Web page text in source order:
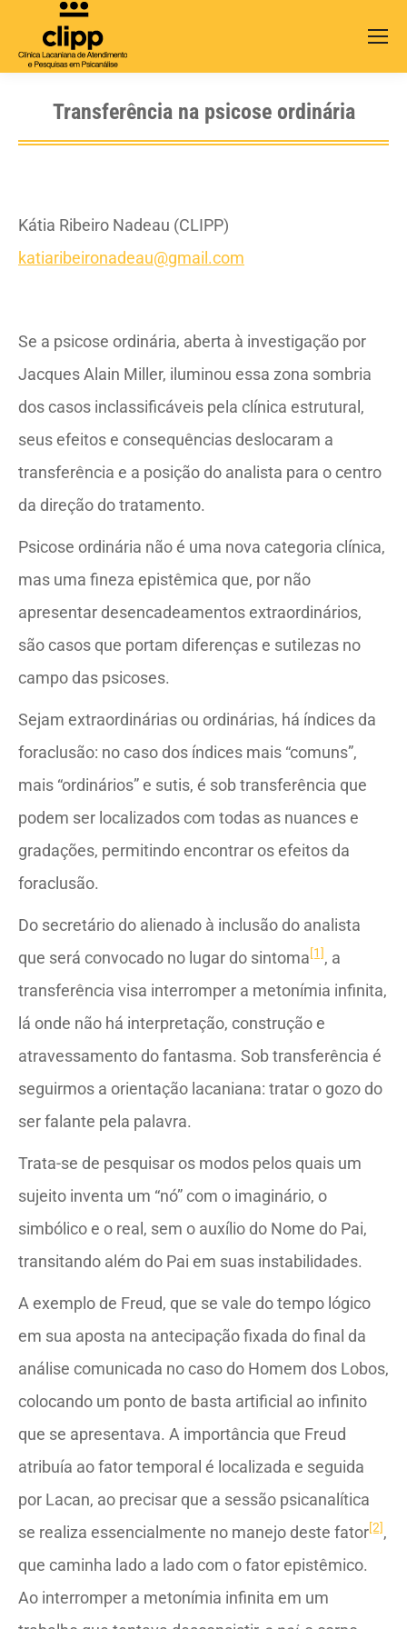
Transferência na psicose ordinária
Kátia Ribeiro Nadeau (CLIPP)
katiaribeironadeau@gmail.com
Se a psicose ordinária, aberta à investigação por
Jacques Alain Miller, iluminou essa zona sombria
dos casos inclassificáveis pela clínica estrutural,
seus efeitos e consequências deslocaram a
transferência e a posição do analista para o centro
da direção do tratamento.
Psicose ordinária não é uma nova categoria clínica,
mas uma fineza epistêmica que, por não
apresentar desencadeamentos extraordinários,
são casos que portam diferenças e sutilezas no
campo das psicoses.
Sejam extraordinárias ou ordinárias, há índices da
foraclusão: no caso dos índices mais “comuns”,
mais “ordinários” e sutis, é sob transferência que
podem ser localizados com todas as nuances e
gradações, permitindo encontrar os efeitos da
foraclusão.
Do secretário do alienado à inclusão do analista
que será convocado no lugar do sintoma[1], a
transferência visa interromper a metonímia infinita,
lá onde não há interpretação, construção e
atravessamento do fantasma. Sob transferência é
seguirmos a orientação lacaniana: tratar o gozo do
ser falante pela palavra.
Trata-se de pesquisar os modos pelos quais um
sujeito inventa um “nó” com o imaginário, o
simbólico e o real, sem o auxílio do Nome do Pai,
transitando além do Pai em suas instabilidades.
A exemplo de Freud, que se vale do tempo lógico
em sua aposta na antecipação fixada do final da
análise comunicada no caso do Homem dos Lobos,
colocando um ponto de basta artificial ao infinito
que se apresentava. A importância que Freud
atribuía ao fator temporal é localizada e seguida
por Lacan, ao precisar que a sessão psicanalítica
se realiza essencialmente no manejo deste fator[2],
que caminha lado a lado com o fator epistêmico.
Ao interromper a metonímia infinita em um